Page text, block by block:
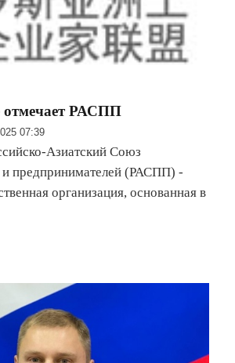
отмечает РАСПП
07:39
Азиатский Союз
предпринимателей (РАСПП) -
организация, основанная в